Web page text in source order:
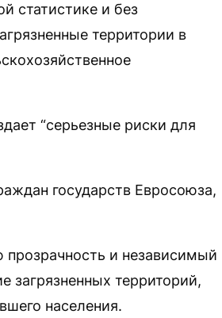
статистике и без
территории в
“серьезные риски для
государств Евросоюза,
и независимый
загрязненных территорий,
населения.